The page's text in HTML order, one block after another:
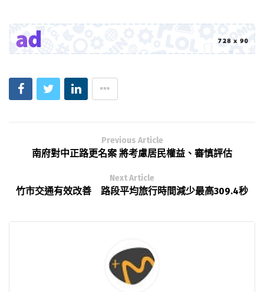
Previous Article
南府對中正路更名案 將考慮居民權益、審慎評估
Next Article
竹市交通有效改善 路段平均旅行時間減少最高309.4秒